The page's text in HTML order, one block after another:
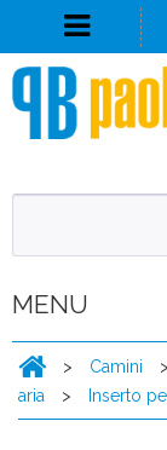
MENU
> Camini >
aria
> Inserto